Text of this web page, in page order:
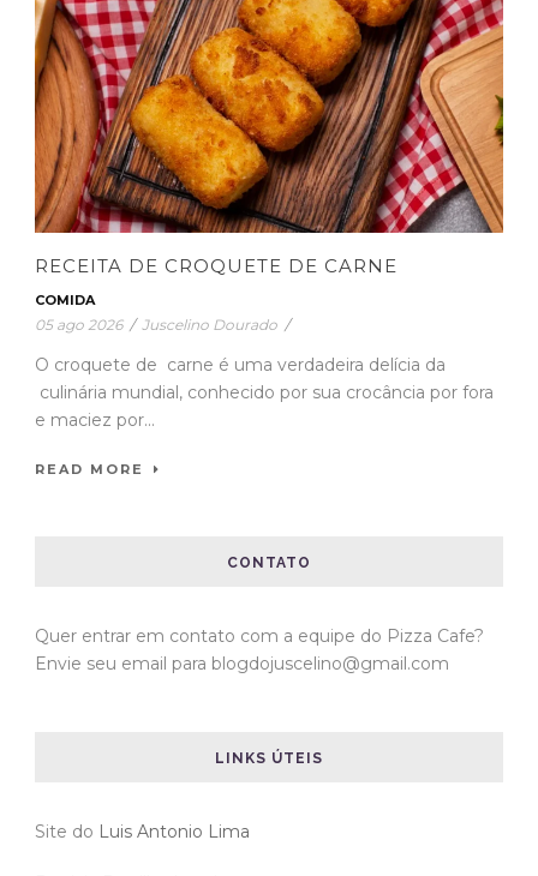
RECEITA DE CROQUETE DE CARNE
COMIDA
05 ago 2026 / Juscelino Dourado /
O croquete de carne é uma verdadeira delícia da
culinária mundial, conhecido por sua crocância por fora
e maciez por...
READ MORE
CONTATO
Quer entrar em contato com a equipe do Pizza Cafe?
Envie seu email para blogdojuscelino@gmail.com
LINKS ÚTEIS
Site do Luis Antonio Lima